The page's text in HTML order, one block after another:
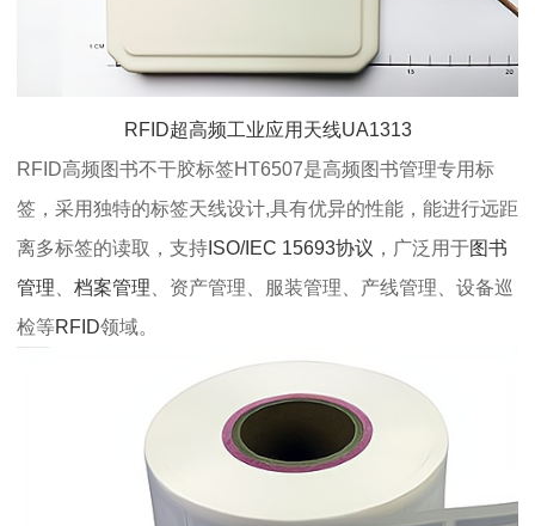
RFID超高频工业应用天线UA1313
RFID高频图书不干胶标签HT6507是高频图书管理专用标
签，采用独特的标签天线设计,具有优异的性能，能进行远距
离多标签的读取，支持 ISO/IEC 15693协议 ，广泛用于图书
管理
档案管理 、资产管理、服装管理、产线管理、设备巡
检等RFID领域。